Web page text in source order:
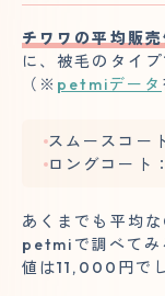
チワワの平均販
に、被毛のタイ
（※ petmiデータ
スムースコー
ロングコー
あくまでも平均
petmiで調べて
値は11,000円で